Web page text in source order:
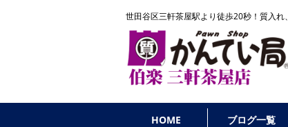
世田谷区三軒茶屋駅より徒歩20秒！ 質入れ
HOME ブログ一覧